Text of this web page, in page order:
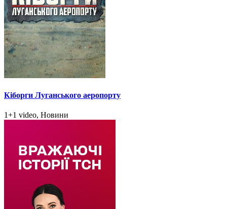
Кіборги Луганського аеропорту
1+1 video, Новини